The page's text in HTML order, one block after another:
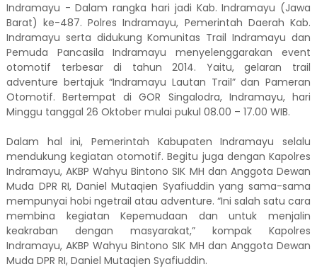
Indramayu - Dalam rangka hari jadi Kab. Indramayu (Jawa
Barat) ke-487. Polres Indramayu, Pemerintah Daerah Kab.
Indramayu serta didukung Komunitas Trail Indramayu dan
Pemuda Pancasila Indramayu menyelenggarakan event
otomotif terbesar di tahun 2014. Yaitu, gelaran trail
adventure bertajuk “Indramayu Lautan Trail” dan Pameran
Otomotif. Bertempat di GOR Singalodra, Indramayu, hari
Minggu tanggal 26 Oktober mulai pukul 08.00 – 17.00 WIB.
Dalam hal ini, Pemerintah Kabupaten Indramayu selalu
mendukung kegiatan otomotif. Begitu juga dengan Kapolres
Indramayu, AKBP Wahyu Bintono SIK MH dan Anggota Dewan
Muda DPR RI, Daniel Mutaqien Syafiuddin yang sama-sama
mempunyai hobi ngetrail atau adventure. “Ini salah satu cara
membina kegiatan Kepemudaan dan untuk menjalin
keakraban dengan masyarakat,” kompak Kapolres
Indramayu, AKBP Wahyu Bintono SIK MH dan Anggota Dewan
Muda DPR RI, Daniel Mutaqien Syafiuddin.